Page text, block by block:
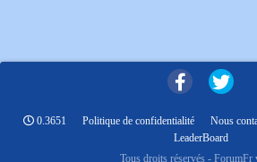
0.3651 Politique de confidentialité Nous
LeaderBoard
Tous droits réservés - ForumFr